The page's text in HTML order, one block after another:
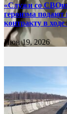
«Служи со
героизма
контракту в
Июн 19, 2026